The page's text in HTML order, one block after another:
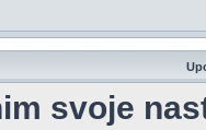
svoje